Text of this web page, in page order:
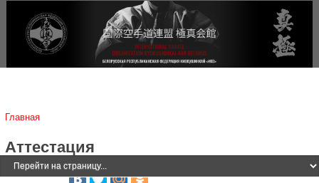
Jump to navigation
Вы здесь
Главная
Аттестация